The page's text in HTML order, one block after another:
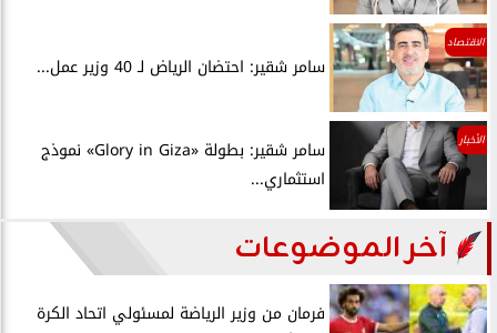
الاقتصاد
سامر شقير: احتضان الرياض لـ 40 وزير عمل...
الأخبار
سامر شقير: بطولة «Glory in Giza» نموذج
استثماري...
آخر الموضوعات
فرمان من وزير الرياضة لمسئولي اتحاد الكرة